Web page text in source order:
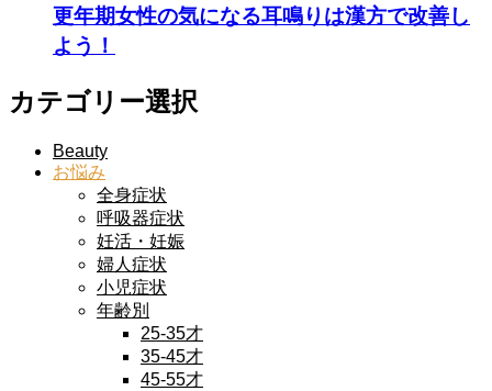
更年期女性の気になる耳鳴りは漢方で改善し
よう！
カテゴリー選択
Beauty
お悩み
全身症状
呼吸器症状
妊活・妊娠
婦人症状
小児症状
年齢別
25-35才
35-45才
45-55才